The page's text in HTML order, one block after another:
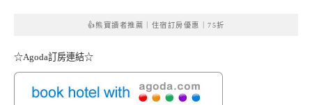
👍熊寶讀者推薦｜住宿訂房優惠｜75折
☆Agoda訂房連結☆